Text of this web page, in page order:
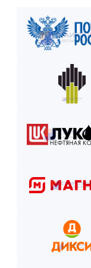
Как
Оставьте
Внесите
и